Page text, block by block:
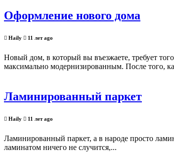
Оформление нового дома
Haily 11 лет ago
Новый дом, в который вы въезжаете, требует
максимально модернизированным. После того,
Ламинированный паркет
Haily 11 лет ago
Ламинированный паркет, а в народе просто
ламинатом ничего не случится,...